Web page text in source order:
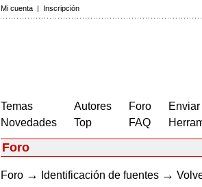
Mi cuenta | Inscripción
Temas
Novedades
Autores
Top
Foro
FAQ
Foro
Foro → Identificación de fuentes →